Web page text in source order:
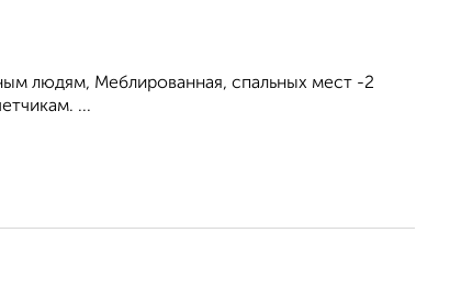
людям, Меблированная, спальных мест -2
...